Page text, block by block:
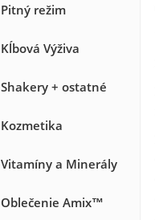
Pitný režim
Kĺbová Výživa
Shakery + ostatné
Kozmetika
Vitamíny a Minerály
Oblečenie Amix™